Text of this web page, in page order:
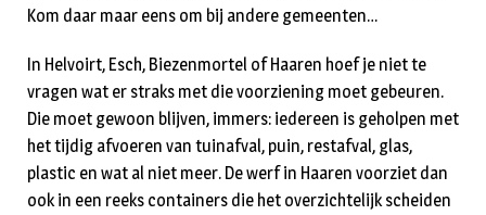
Kom daar maar eens om bij andere gemeenten…
In Helvoirt, Esch, Biezenmortel of Haaren hoef je niet te
vragen wat er straks met die voorziening moet gebeuren.
Die moet gewoon blijven, immers: iedereen is geholpen met
het tijdig afvoeren van tuinafval, puin, restafval, glas,
plastic en wat al niet meer. De werf in Haaren voorziet dan
ook in een reeks containers die het overzichtelijk scheiden